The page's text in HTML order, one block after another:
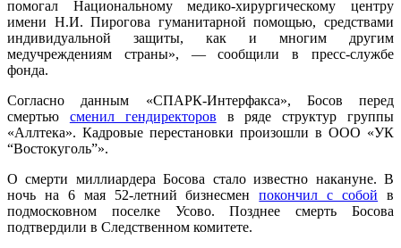
помогал Национальному медико-хирургическому центру
имени Н.И. Пирогова гуманитарной помощью, средствами
индивидуальной защиты, как и многим другим
медучреждениям страны», — сообщили в пресс-службе
фонда.
Согласно данным «СПАРК-Интерфакса», Босов перед
смертью сменил гендиректоров в ряде структур группы
«Аллтека». Кадровые перестановки произошли в ООО «УК
“Востокуголь”».
О смерти миллиардера Босова стало известно накануне. В
ночь на 6 мая 52-летний бизнесменпокончил с собой в
подмосковном поселке Усово. Позднее смерть Босова
подтвердили в Следственном комитете.